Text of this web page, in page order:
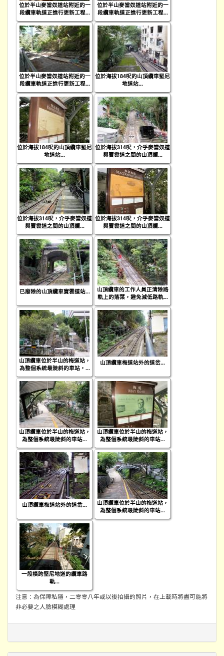
位於半山麥當奴道站附近的一
段纜車軌道正進行更新工程...
位於半山麥當奴道站附近的一
段纜車軌道正進行更新工程...
位於半山麥當奴道站附近的一
段纜車軌道正進行更新工程...
位於海拔184呎的山頂纜車堅尼
地道站...
位於海拔184呎的山頂纜車堅尼
地道站...
位於海拔314呎，介乎麥當奴道
與寶雲道之間的山頂纜...
位於海拔314呎，介乎麥當奴道
與寶雲道之間的山頂纜...
位於海拔314呎，介乎麥當奴道
與寶雲道之間的山頂纜...
已廢除的山頂纜車寶雲道站...
山頂纜車的工作人員正清除路
軌上的落葉，避免減低路軌...
山頂纜車位於半山的梅道站，
為整個系統最陡斜的車站，...
山頂纜車梅道站外的道岔...
山頂纜車位於半山的梅道站，
為整個系統最陡斜的車站...
山頂纜車位於半山的梅道站，
為整個系統最陡斜的車站...
山頂纜車梅道站外的道岔...
山頂纜車位於半山的梅道站，
為整個系統最陡斜的車站...
一段橫跨堅尼地道的纜車路
軌...
注意：為保障私隱，二零零八年或以後拍攝的照片，在上載時將盡可能將
非必要之人臉模糊處理